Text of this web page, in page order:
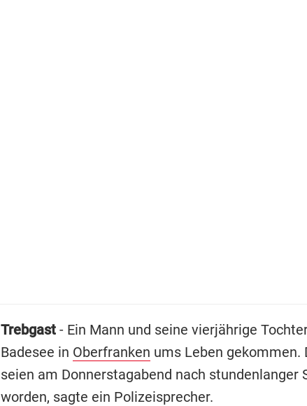
Trebgast - Ein Mann und seine vierjährige
Badesee in Oberfranken ums Leben gekommen.
seien am Donnerstagabend nach stundenlanger
worden, sagte ein Polizeisprecher.